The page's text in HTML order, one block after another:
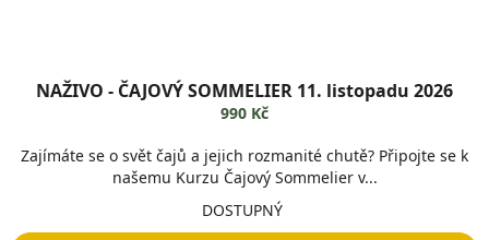
NAŽIVO - ČAJOVÝ SOMMELIER 11. listopadu 2026
990 Kč
Zajímáte se o svět čajů a jejich rozmanité chutě? Připojte se k
našemu Kurzu Čajový Sommelier v...
DOSTUPNÝ